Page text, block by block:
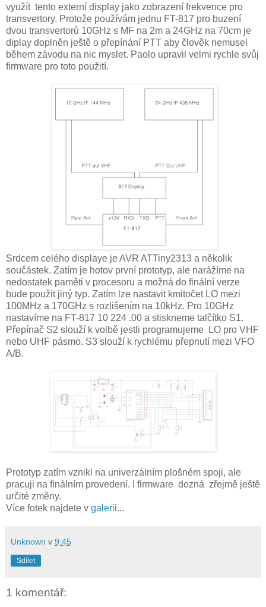
využít tento externí display jako zobrazení frekvence pro
transvertory. Protože používám jednu FT-817 pro buzení
dvou transvertorů 10GHz s MF na 2m a 24GHz na 70cm je
diplay doplněn ještě o přepínání PTT aby člověk nemusel
během závodu na nic myslet. Paolo upravil velmi rychle svůj
firmware pro toto použití.
Srdcem celého displaye je AVR ATTiny2313 a několik
součástek. Zatím je hotov první prototyp, ale narážíme na
nedostatek paměti v procesoru a možná do finální verze
bude použit jiný typ. Zatím lze nastavit kmitočet LO mezi
100MHz a 170GHz s rozlišením na 10kHz. Pro 10GHz
nastavíme na FT-817 10 224 .00 a stiskneme talčítko S1.
Přepínač S2 slouží k volbě jestli programujeme LO pro VHF
nebo UHF pásmo. S3 slouží k rychlému přepnutí mezi VFO
A/B.
Prototyp zatím vznikl na univerzálním plošném spoji, ale
pracuji na finálním provedení. I firmware dozná zřejmě ještě
určité změny.
Více fotek najdete v galerii...
Unknown v 9:45
Sdílet
1 komentář: